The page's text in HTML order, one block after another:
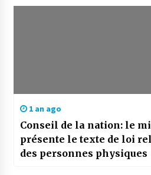
1 an ago
Conseil de la nation: le
présente le texte de loi
des personnes physiques